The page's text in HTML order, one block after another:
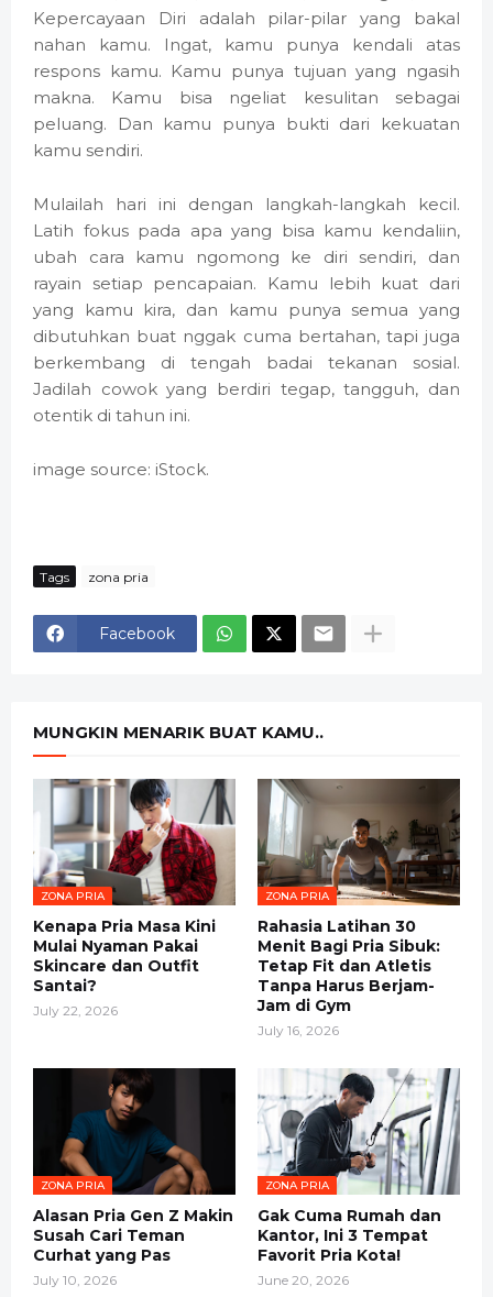
Kepercayaan Diri adalah pilar-pilar yang bakal
nahan kamu. Ingat, kamu punya kendali atas
respons kamu. Kamu punya tujuan yang ngasih
makna. Kamu bisa ngeliat kesulitan sebagai
peluang. Dan kamu punya bukti dari kekuatan
kamu sendiri.
Mulailah hari ini dengan langkah-langkah kecil.
Latih fokus pada apa yang bisa kamu kendaliin,
ubah cara kamu ngomong ke diri sendiri, dan
rayain setiap pencapaian. Kamu lebih kuat dari
yang kamu kira, dan kamu punya semua yang
dibutuhkan buat nggak cuma bertahan, tapi juga
berkembang di tengah badai tekanan sosial.
Jadilah cowok yang berdiri tegap, tangguh, dan
otentik di tahun ini.
image source: iStock.
Tags zona pria
Facebook
MUNGKIN MENARIK BUAT KAMU..
ZONA PRIA
Kenapa Pria Masa Kini
Mulai Nyaman Pakai
Skincare dan Outfit
Santai?
July 22, 2026
ZONA PRIA
Rahasia Latihan 30
Menit Bagi Pria Sibuk:
Tetap Fit dan Atletis
Tanpa Harus Berjam-
Jam di Gym
July 16, 2026
ZONA PRIA
Alasan Pria Gen Z Makin
Susah Cari Teman
Curhat yang Pas
July 10, 2026
ZONA PRIA
Gak Cuma Rumah dan
Kantor, Ini 3 Tempat
Favorit Pria Kota!
June 20, 2026